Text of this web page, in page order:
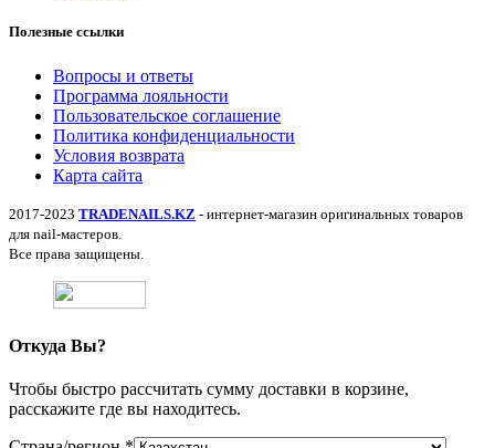
Полезные ссылки
Вопросы и ответы
Программа лояльности
Пользовательское соглашение
Политика конфиденциальности
Условия возврата
Карта сайта
2017-2023 TRADENAILS.KZ - интернет-магазин оригинальных товаров
для nail-мастеров.
Все права защищены.
Откуда Вы?
Чтобы быстро рассчитать сумму доставки в корзине,
расскажите где вы находитесь.